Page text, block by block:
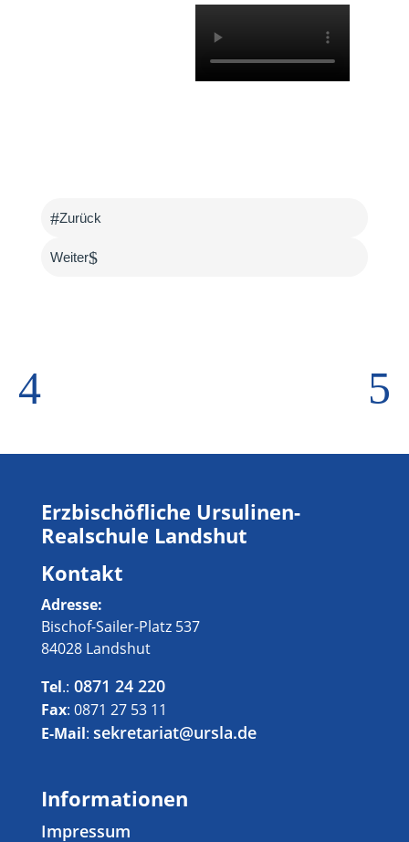
#Zurück
Weiter$
4 5
Erzbischöfliche Ursulinen-
Realschule Landshut
Kontakt
Adresse:
Bischof-Sailer-Platz 537
84028 Landshut
Tel.: 0871 24 220
Fax: 0871 27 53 11
E-Mail: sekretariat@ursla.de
Informationen
Impressum